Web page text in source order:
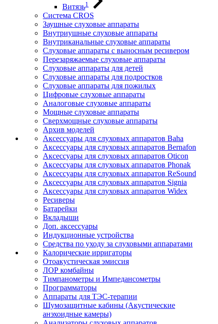
Витязь1
Система CROS
Заушные слуховые аппараты
Внутриушные слуховые аппараты
Внутриканальные слуховые аппараты
Слуховые аппараты с выносным ресивером
Перезаряжаемые слуховые аппараты
Слуховые аппараты для детей
Слуховые аппараты для подростков
Слуховые аппараты для пожилых
Цифровые слуховые аппараты
Аналоговые слуховые аппараты
Мощные слуховые аппараты
Сверхмощные слуховые аппараты
Архив моделей
Аксессуары для слуховых аппаратов Baha
Аксессуары для слуховых аппаратов Bernafon
Аксессуары для слуховых аппаратов Oticon
Аксессуары для слуховых аппаратов Phonak
Аксессуары для слуховых аппаратов ReSound
Аксессуары для слуховых аппаратов Signia
Аксессуары для слуховых аппаратов Widex
Ресиверы
Батарейки
Вкладыши
Доп. аксессуары
Индукционные устройства
Средства по уходу за слуховыми аппаратами
Калорические ирригаторы
Отоакустическая эмиссия
ЛОР комбайны
Тимпанометры и Импедансометры
Программаторы
Аппараты для ТЭС-терапии
Шумозащитные кабины (Акустические
анэхоидные камеры)